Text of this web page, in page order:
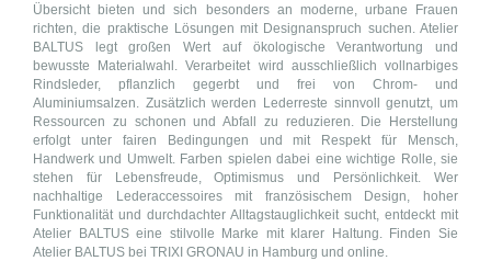
Übersicht bieten und sich besonders an moderne, urbane Frauen
richten, die praktische Lösungen mit Designanspruch suchen. Atelier
BALTUS legt großen Wert auf ökologische Verantwortung und
bewusste Materialwahl. Verarbeitet wird ausschließlich vollnarbiges
Rindsleder, pflanzlich gegerbt und frei von Chrom- und
Aluminiumsalzen. Zusätzlich werden Lederreste sinnvoll genutzt, um
Ressourcen zu schonen und Abfall zu reduzieren. Die Herstellung
erfolgt unter fairen Bedingungen und mit Respekt für Mensch,
Handwerk und Umwelt. Farben spielen dabei eine wichtige Rolle, sie
stehen für Lebensfreude, Optimismus und Persönlichkeit. Wer
nachhaltige Lederaccessoires mit französischem Design, hoher
Funktionalität und durchdachter Alltagstauglichkeit sucht, entdeckt mit
Atelier BALTUS eine stilvolle Marke mit klarer Haltung. Finden Sie
Atelier BALTUS bei TRIXI GRONAU in Hamburg und online.